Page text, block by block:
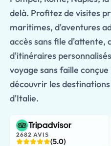
delà. Profitez de visites
maritimes, d'aventures
accès sans file d'attente,
d'itinéraires
voyage sans faille
découvrir les
d'Italie.
2682 AVIS
(5.0)